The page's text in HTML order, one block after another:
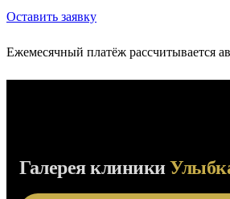
Оставить заявку
Ежемесячный платёж рассчитывается
Галерея клиники